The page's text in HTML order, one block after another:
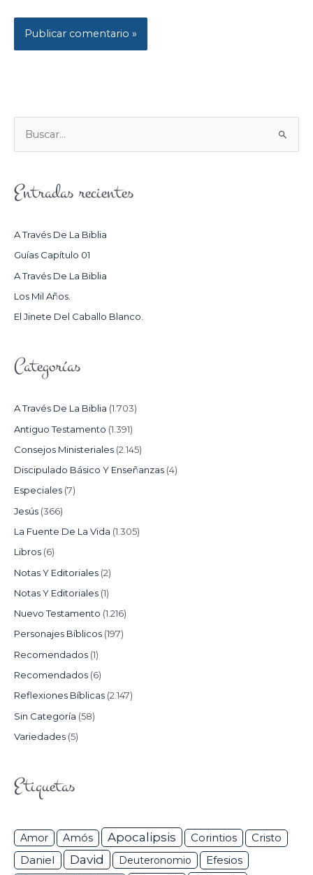
U
C
R
:
Entradas recientes
A Través De La Biblia
Guías Capítulo 01
A Través De La Biblia
Los Mil Años.
El Jinete Del Caballo Blanco.
Categorías
A Través De La Biblia (1.703)
Antiguo Testamento (1.391)
Consejos Ministeriales (2.145)
Discipulado Básico Y Enseñanzas (4)
Especiales (7)
Jesús (366)
La Fuente De La Vida (1.305)
Libros (6)
Notas Y Editoriales (2)
Notas Y Editoriales (1)
Nuevo Testamento (1.216)
Personajes Bíblicos (197)
Recomendados (1)
Recomendados (6)
Reflexiones Bíblicas (2.147)
Sin Categoría (58)
Variedades (5)
Etiquetas
Amor Amós Apocalipsis Corintios Cristo
Daniel David Deuteronomio Efesios